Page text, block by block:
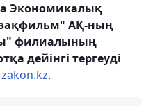
Экономикалық
АҚ-ның
филиалының
дейінгі тергеуді
zakon.kz.